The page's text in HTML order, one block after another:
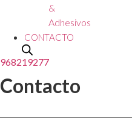
&
Adhesivos
CONTACTO
968219277
Contacto